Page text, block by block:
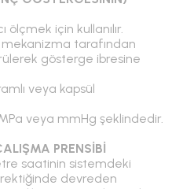
ölçmek için kullanılır.
tarafından
gösterge ibresine
veya kapsül
veya mmHg şeklindedir.
PRENSİBİ
saatinin sistemdeki
devreden